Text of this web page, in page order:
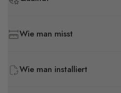
Wie man misst
Wie man installiert